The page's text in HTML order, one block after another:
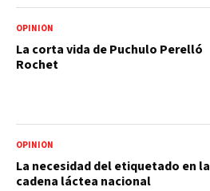
OPINIÓN
La corta vida de Puchulo Perelló
Rochet
OPINIÓN
La necesidad del etiquetado en la
cadena láctea nacional